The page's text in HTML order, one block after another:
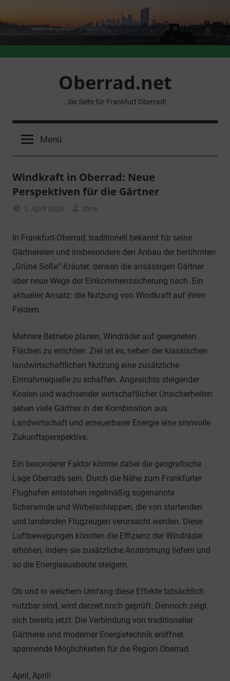
Inhalt
springen
Oberrad.net
..die Seite für Frankfurt Oberrad!
Menü
Windkraft in Oberrad: Neue
Perspektiven für die Gärtner
1. April 2026
chris
In Frankfurt-Oberrad, traditionell bekannt für seine
Gärtnereien und insbesondere den Anbau der berühmten
„Grüne Soße“-Kräuter, denken die ansässigen Gärtner
über neue Wege der Einkommenssicherung nach. Ein
aktueller Ansatz: die Nutzung von Windkraft auf ihren
Feldern.
Mehrere Betriebe planen, Windräder auf geeigneten
Flächen zu errichten. Ziel ist es, neben der klassischen
landwirtschaftlichen Nutzung eine zusätzliche
Einnahmequelle zu schaffen. Angesichts steigender
Kosten und wachsender wirtschaftlicher Unsicherheiten
sehen viele Gärtner in der Kombination aus
Landwirtschaft und erneuerbarer Energie eine sinnvolle
Zukunftsperspektive.
Ein besonderer Faktor könnte dabei die geografische
Lage Oberrads sein. Durch die Nähe zum Frankfurter
Flughafen entstehen regelmäßig sogenannte
Scherwinde und Wirbelschleppen, die von startenden
und landenden Flugzeugen verursacht werden. Diese
Luftbewegungen könnten die Effizienz der Windräder
erhöhen, indem sie zusätzliche Anströmung liefern und
so die Energieausbeute steigern.
Ob und in welchem Umfang diese Effekte tatsächlich
nutzbar sind, wird derzeit noch geprüft. Dennoch zeigt
sich bereits jetzt: Die Verbindung von traditioneller
Gärtnerei und moderner Energietechnik eröffnet
spannende Möglichkeiten für die Region Oberrad.
April, April!